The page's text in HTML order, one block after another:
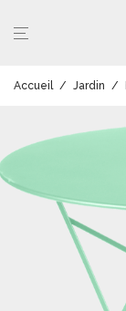
Accueil / Jardin /